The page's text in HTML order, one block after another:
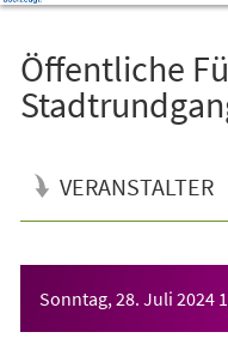
Öffentliche
VERANSTALTER
Sonntag, 28. Juli 2024